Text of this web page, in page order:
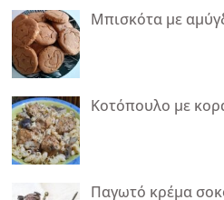
Μπισκότα με
Κοτόπουλο με
Παγωτό κρέμα